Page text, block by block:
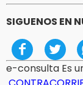
SIGUENOS EN
e-consulta Es